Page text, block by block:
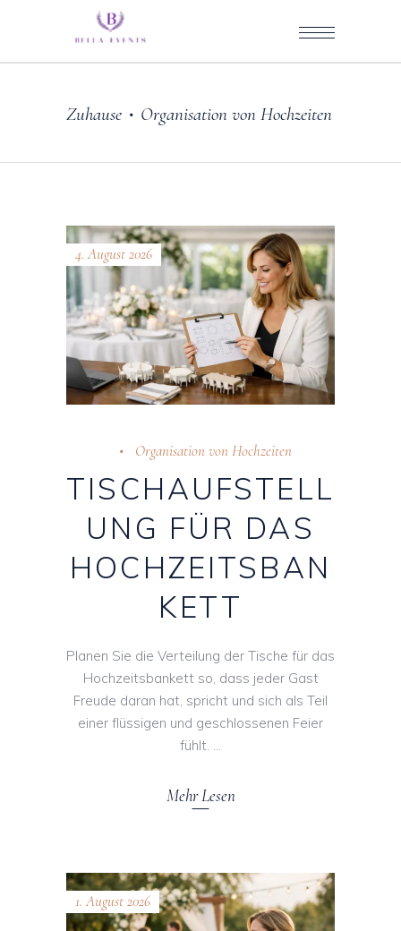
Zuhause • Organisation von Hochzeiten
4. August 2026
Organisation von Hochzeiten
TISCHAUFSTELL
UNG FÜR DAS
HOCHZEITSBAN
KETT
Planen Sie die Verteilung der Tische für das
Hochzeitsbankett so, dass jeder Gast
Freude daran hat, spricht und sich als Teil
einer flüssigen und geschlossenen Feier
fühlt.
Mehr Lesen
1. August 2026